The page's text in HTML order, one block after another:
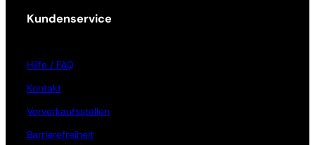
Kundenservice
Hilfe / FAQ
Kontakt
Vorverkaufsstellen
Barrierefreiheit